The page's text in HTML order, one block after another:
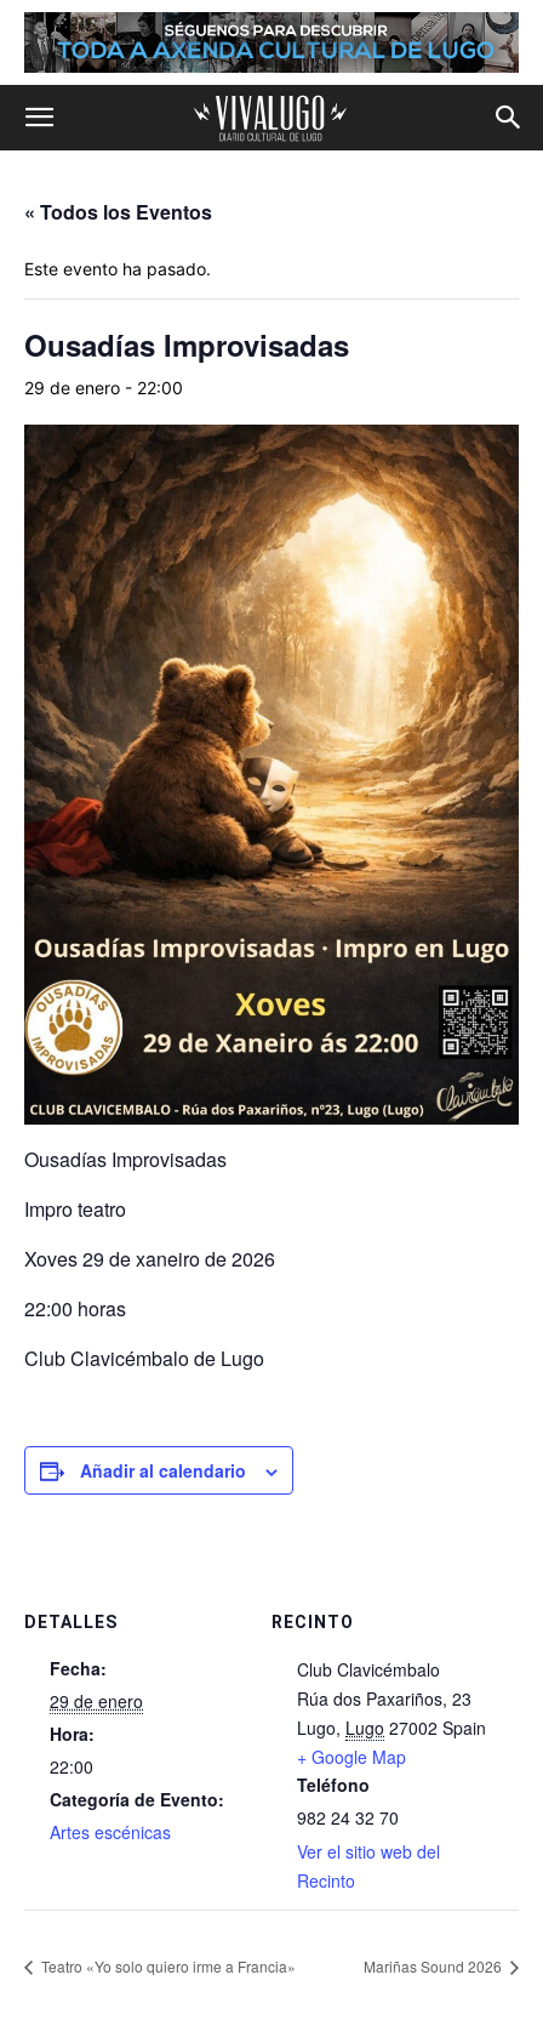
« Todos los Eventos
Este evento ha pasado.
Ousadías Improvisadas
29 de enero - 22:00
Ousadías Improvisadas
Impro teatro
Xoves 29 de xaneiro de 2026
22:00 horas
Club Clavicémbalo de Lugo
Añadir al calendario
DETALLES
Fecha:
29 de enero
Hora:
22:00
Categoría de Evento:
Artes escénicas
RECINTO
Club Clavicémbalo
Rúa dos Paxariños, 23
Lugo, Lugo 27002 Spain
+ Google Map
Teléfono
982 24 32 70
Ver el sitio web del
Recinto
Teatro «Yo solo quiero irme a Francia» Mariñas Sound 2026